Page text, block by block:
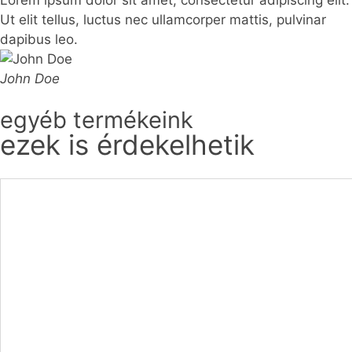
Ut elit tellus, luctus nec ullamcorper mattis, pulvinar
dapibus leo.
John Doe
egyéb termékeink
ezek is érdekelhetik